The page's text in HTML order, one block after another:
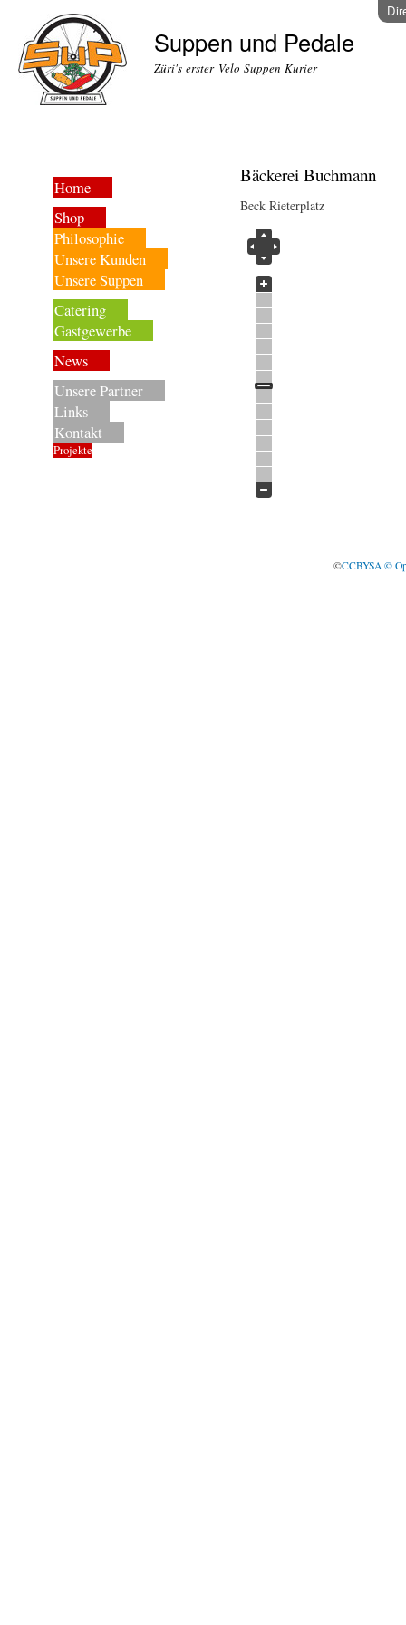
Suppen und Pedale
Züri's erster Velo Suppen Kurier
Home
Shop
Philosophie
Unsere Kunden
Unsere Suppen
Catering
Gastgewerbe
News
Unsere Partner
Links
Kontakt
Projekte
Bäckerei Buchmann
Beck Rieterplatz
©CCBYSA ©